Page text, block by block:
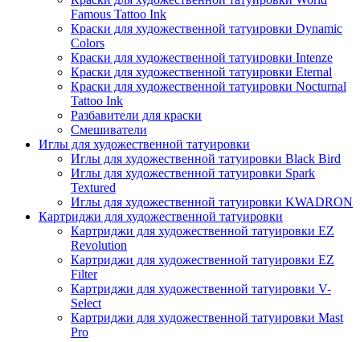
Famous Tattoo Ink
Краски для художественной татуировки Dynamic
Colors
Краски для художественной татуировки Intenze
Краски для художественной татуировки Eternal
Краски для художественной татуировки Nocturnal
Tattoo Ink
Разбавители для краски
Смешиватели
Иглы для художественной татуировки
Иглы для художественной татуировки Black Bird
Иглы для художественной татуировки Spark
Textured
Иглы для художественной татуировки KWADRON
Картриджи для художественной татуировки
Картриджи для художественной татуировки EZ
Revolution
Картриджи для художественной татуировки EZ
Filter
Картриджи для художественной татуировки V-
Select
Картриджи для художественной татуировки Mast
Pro